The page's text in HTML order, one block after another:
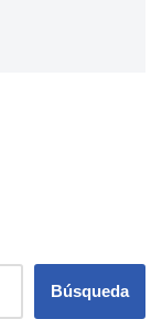
Búsqueda